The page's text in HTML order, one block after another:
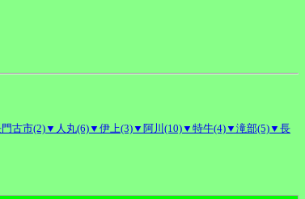
古市(2)▼人丸(6)▼伊上(3)▼阿川(10)▼特牛(4)▼滝部(5)▼長